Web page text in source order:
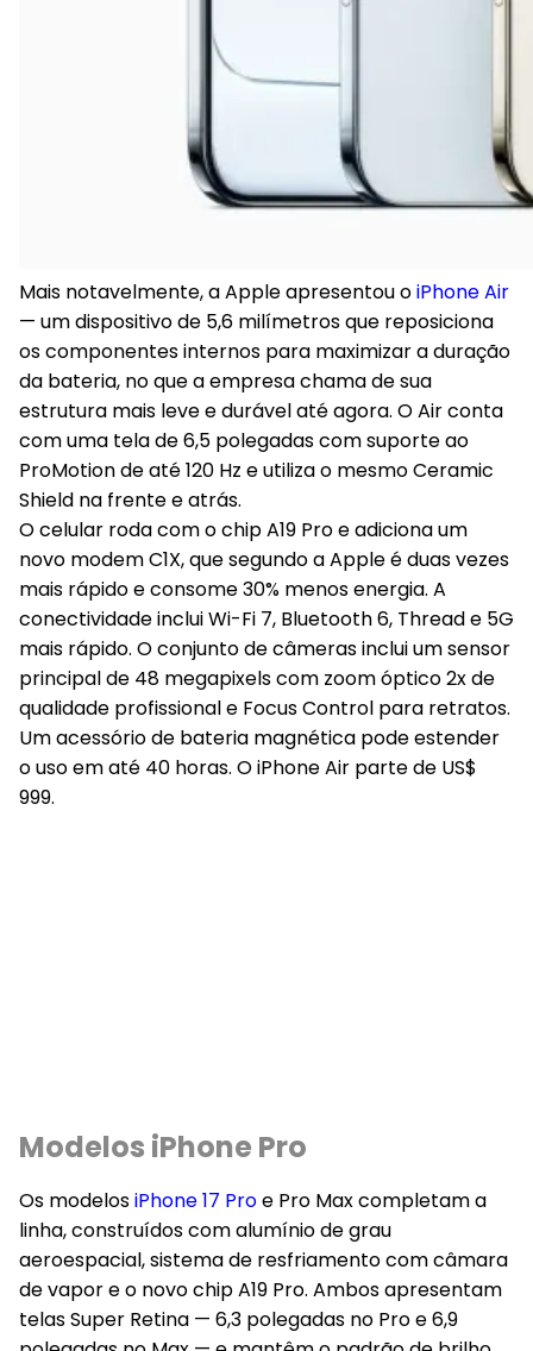
Mais notavelmente, a Apple apresentou oiPhone Air
— um dispositivo de 5,6 milímetros que reposiciona
os componentes internos para maximizar a duração
da bateria, no que a empresa chama de sua
estrutura mais leve e durável até agora. O Air conta
com uma tela de 6,5 polegadas com suporte ao
ProMotion de até 120 Hz e utiliza o mesmo Ceramic
Shield na frente e atrás.
O celular roda com o chip A19 Pro e adiciona um
novo modem C1X, que segundo a Apple é duas vezes
mais rápido e consome 30% menos energia. A
conectividade inclui Wi-Fi 7, Bluetooth 6, Thread e 5G
mais rápido. O conjunto de câmeras inclui um sensor
principal de 48 megapixels com zoom óptico 2x de
qualidade profissional e Focus Control para retratos.
Um acessório de bateria magnética pode estender
o uso em até 40 horas. O iPhone Air parte de US$
999.
Modelos iPhone Pro
Os modelosiPhone 17 Proe Pro Max completam a
linha, construídos com alumínio de grau
aeroespacial, sistema de resfriamento com câmara
de vapor e o novo chip A19 Pro. Ambos apresentam
telas Super Retina — 6,3 polegadas no Pro e 6,9